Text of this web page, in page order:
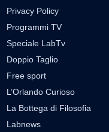
Privacy Policy
Programmi TV
Speciale LabTv
Doppio Taglio
Free sport
L’Orlando Curioso
La Bottega di Filosofia
Labnews